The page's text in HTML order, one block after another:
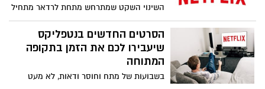
השינוי השקט שמתרחש מתחת לרדאר מתחיל
להשפיע על מיליוני צופים בעולם – ורובם
עדיין לא שמו לב
הסרטים החדשים בנטפליקס
שיעבירו לכם את הזמן בתקופה
המתוחה
בשבועות של מתח וחוסר ודאות, לא מעט